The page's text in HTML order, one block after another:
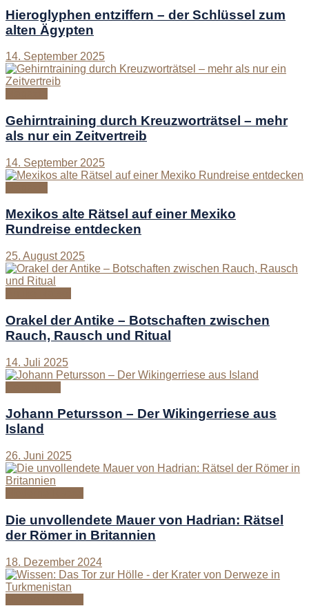
Hieroglyphen entziffern – der Schlüssel zum
alten Ägypten
14. September 2025
Gehirntraining durch Kreuzworträtsel – mehr
als nur ein Zeitvertreib
14. September 2025
Mexikos alte Rätsel auf einer Mexiko
Rundreise entdecken
25. August 2025
Orakel der Antike – Botschaften zwischen
Rauch, Rausch und Ritual
14. Juli 2025
Johann Petursson – Der Wikingerriese aus
Island
26. Juni 2025
Die unvollendete Mauer von Hadrian: Rätsel
der Römer in Britannien
18. Dezember 2024